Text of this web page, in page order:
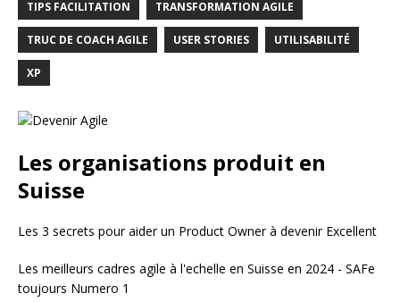
TIPS FACILITATION TRANSFORMATION AGILE
TRUC DE COACH AGILE USER STORIES UTILISABILITÉ
XP
Les organisations produit en
Suisse
Les 3 secrets pour aider un Product Owner à devenir Excellent
Les meilleurs cadres agile à l'echelle en Suisse en 2024 - SAFe
toujours Numero 1